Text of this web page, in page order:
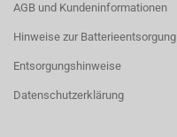
AGB und Kundeninformationen
Hinweise zur Batterieentsorgung
Entsorgungshinweise
Datenschutzerklärung